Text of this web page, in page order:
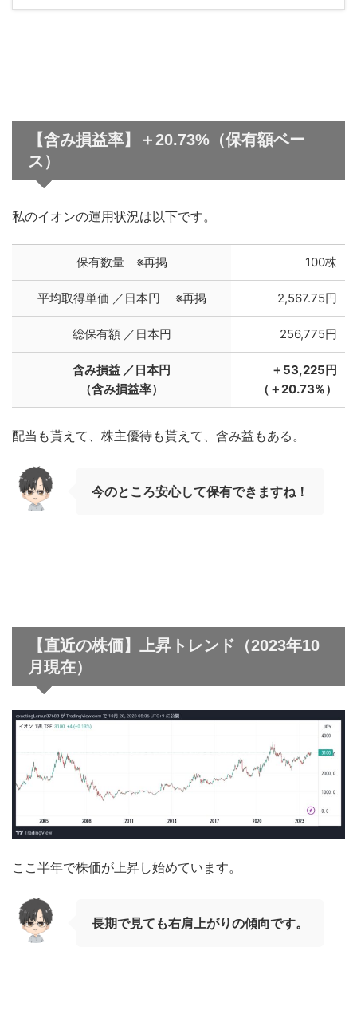
【含み損益率】＋20.73%（保有額ベー
ス）
私のイオンの運用状況は以下です。
保有数量 ※再掲 100株
平均取得単価 ／日本円 ※再掲 2,567.75円
総保有額 ／日本円 256,775円
含み損益 ／日本円
（含み損益率）
＋53,225円
（＋20.73%）
配当も貰えて、株主優待も貰えて、含み益もある。
今のところ安心して保有できますね！
【直近の株価】上昇トレンド（2023年10
月現在）
ここ半年で株価が上昇し始めています。
長期で見ても右肩上がりの傾向です。